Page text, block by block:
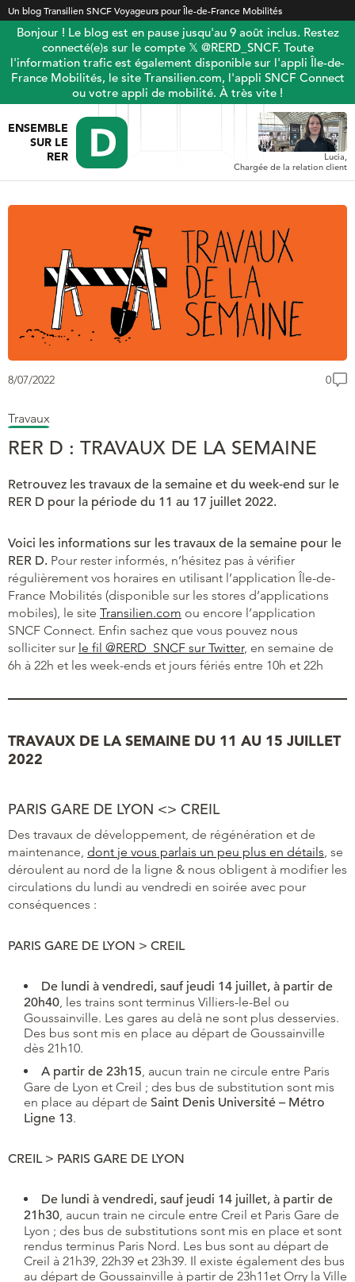
Un blog Transilien SNCF Voyageurs pour Île-de-France Mobilités
Bonjour ! Le blog est en pause jusqu'au 9 août inclus. Restez
connecté(e)s sur le compte 𝕏 @RERD_SNCF. Toute
l'information trafic est également disponible sur l'appli Île-de-
France Mobilités, le site Transilien.com, l'appli SNCF Connect
ou votre appli de mobilité. À très vite !
ENSEMBLE
SUR LE
RER
Lucia,
Chargée de la relation client
8/07/2022 0
Travaux
RER D : TRAVAUX DE LA SEMAINE
Retrouvez les travaux de la semaine et du week-end sur le
RER D pour la période du 11 au 17 juillet 2022.
Voici les informations sur les travaux de la semaine pour le
RER D. Pour rester informés, n’hésitez pas à vérifier
régulièrement vos horaires en utilisant l’application Île-de-
France Mobilités (disponible sur les stores d’applications
mobiles), le site Transilien.com ou encore l’application
SNCF Connect. Enfin sachez que vous pouvez nous
solliciter sur le fil @RERD_SNCF sur Twitter, en semaine de
6h à 22h et les week-ends et jours fériés entre 10h et 22h
TRAVAUX DE LA SEMAINE DU 11 AU 15 JUILLET
2022
PARIS GARE DE LYON <> CREIL
Des travaux de développement, de régénération et de
maintenance, dont je vous parlais un peu plus en détails , se
déroulent au nord de la ligne & nous obligent à modifier les
circulations du lundi au vendredi en soirée avec pour
conséquences :
PARIS GARE DE LYON > CREIL
De lundi à vendredi, sauf jeudi 14 juillet, à partir de
20h40 , les trains sont terminus Villiers-le-Bel ou
Goussainville. Les gares au delà ne sont plus desservies.
Des bus sont mis en place au départ de Goussainville
dès 21h10.
A partir de 23h15 , aucun train ne circule entre Paris
Gare de Lyon et Creil ; des bus de substitution sont mis
en place au départ de Saint Denis Université – Métro
Ligne 13.
CREIL > PARIS GARE DE LYON
De lundi à vendredi, sauf jeudi 14 juillet, à partir de
21h30 , aucun train ne circule entre Creil et Paris Gare de
Lyon ; des bus de substitutions sont mis en place et sont
rendus terminus Paris Nord. Les bus sont au départ de
Creil à 21h39, 22h39 et 23h39. Il existe également des bus
au départ de Goussainville à partir de 23h11et Orry la Ville